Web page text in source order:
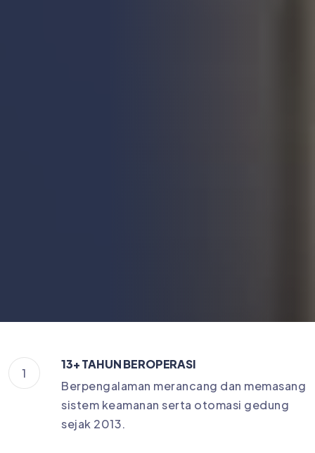
1
13+ TAHUN BEROPERASI
Berpengalaman merancang dan memasang
sistem keamanan serta otomasi gedung
sejak 2013.